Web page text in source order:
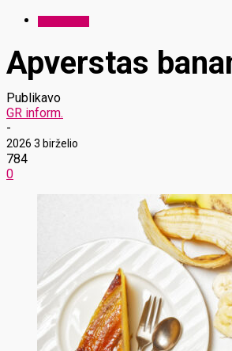
Apverstas
Publikavo
GR inform.
-
2026 3 birželio
784
0